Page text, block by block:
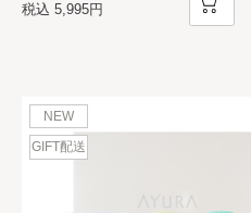
税込 5,995円
NEW
GIFT配送